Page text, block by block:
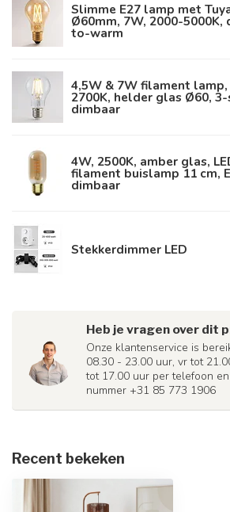
Slimme E27 lamp met
Ø60mm, 7W, 2000-5000K,
to-warm
4,5W & 7W filament lamp,
2700K, helder glas Ø60,
dimbaar
4W, 2500K, amber glas,
filament buislamp 11 cm,
dimbaar
Stekkerdimmer LED
Heb je vragen over dit
Onze klantenservice is
08.30 - 23.00 uur, vr tot
tot 17.00 uur per telefoon
nummer +31 85 773 1906
Recent bekeken